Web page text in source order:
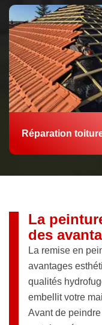
Réparation
La
des
La remise en
avantages
qualités
embellit votre
Avant de